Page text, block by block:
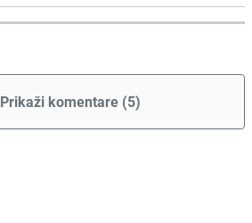
Prikaži komentare (5)